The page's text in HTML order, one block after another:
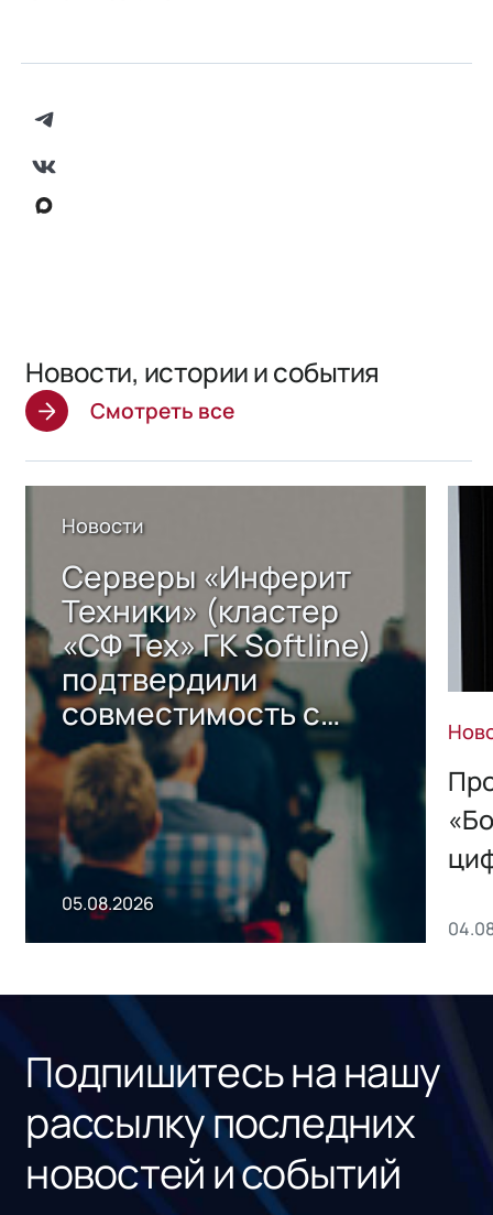
Новости, истории и события
Смотреть все
Новости
Серверы «Инферит
Техники» (кластер
«СФ Тех» ГК Softline)
подтвердили
совместимость с
решением Sharx
Storage 2.x для
хранения данных
05.08.2026
Подпишитесь на нашу
рассылку последних
новостей и событий